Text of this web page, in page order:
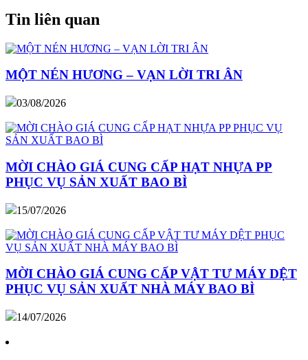
Tin liên quan
MỘT NÉN HƯƠNG – VẠN LỜI TRI ÂN
03/08/2026
MỜI CHÀO GIÁ CUNG CẤP HẠT NHỰA PP
PHỤC VỤ SẢN XUẤT BAO BÌ
15/07/2026
MỜI CHÀO GIÁ CUNG CẤP VẬT TƯ MÁY DỆT
PHỤC VỤ SẢN XUẤT NHÀ MÁY BAO BÌ
14/07/2026